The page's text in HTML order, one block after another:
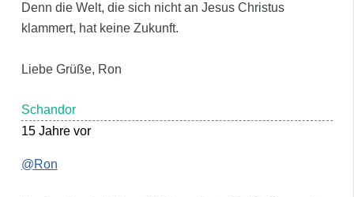
Denn die Welt, die sich nicht an Jesus Christus
klammert, hat keine Zukunft.
Liebe Grüße, Ron
Schandor
15 Jahre vor
@Ron